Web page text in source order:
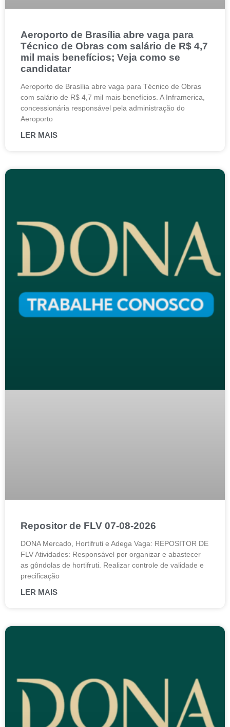
Aeroporto de Brasília abre vaga para
Técnico de Obras com salário de R$ 4,7
mil mais benefícios; Veja como se
candidatar
Aeroporto de Brasília abre vaga para Técnico de Obras
com salário de R$ 4,7 mil mais benefícios. A Inframerica,
concessionária responsável pela administração do
Aeroporto
LER MAIS
Repositor de FLV 07-08-2026
DONA Mercado, Hortifruti e Adega Vaga: REPOSITOR DE
FLV Atividades: Responsável por organizar e abastecer
as gôndolas de hortifruti. Realizar controle de validade e
precificação
LER MAIS